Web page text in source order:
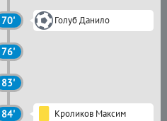
70' Голуб Данило
76'
83'
84' Кроликов Максим